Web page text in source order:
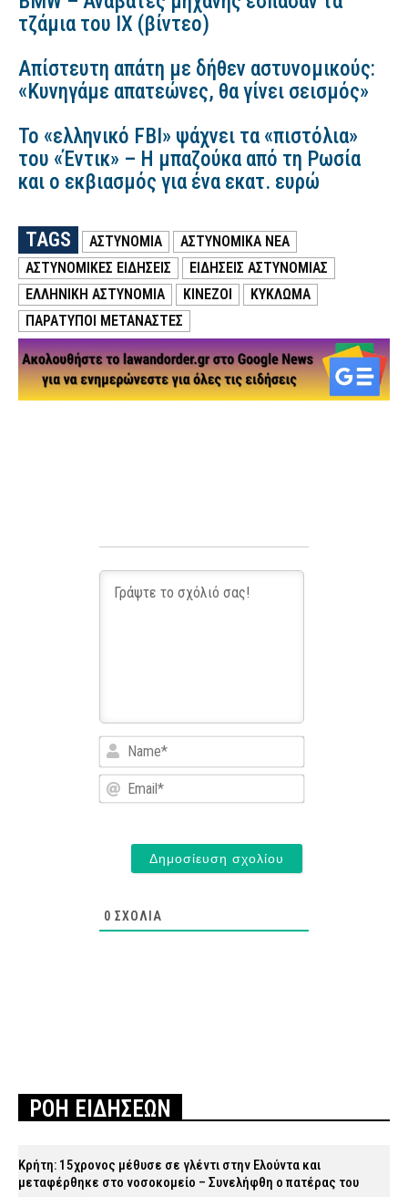
τζάμια του ΙΧ (βίντεο)
Απίστευτη απάτη με δήθεν αστυνομικούς:
«Κυνηγάμε απατεώνες, θα γίνει σεισμός»
Το «ελληνικό FBI» ψάχνει τα «πιστόλια»
του «Έντικ» – Η μπαζούκα από τη Ρωσία
και ο εκβιασμός για ένα εκατ. ευρώ
TAGS ΑΣΤΥΝΟΜΙΑ
ΑΣΤΥΝΟΜΙΚΑ ΝΕΑ
ΑΣΤΥΝΟΜΙΚΕΣ ΕΙΔΗΣΕΙΣ
ΕΙΔΗΣΕΙΣ ΑΣΤΥΝΟΜΙΑΣ
ΕΛΛΗΝΙΚΗ ΑΣΤΥΝΟΜΙΑ
ΚΙΝΕΖΟΙ
ΚΥΚΛΩΜΑ
ΠΑΡΑΤΥΠΟΙ ΜΕΤΑΝΑΣΤΕΣ
Name*
Email*
0 ΣΧΌΛΙΑ
ΡΟΗ ΕΙΔΗΣΕΩΝ
Κρήτη: 15χρονος μέθυσε σε γλέντι στην Ελούντα και
μεταφέρθηκε στο νοσοκομείο – Συνελήφθη ο πατέρας του